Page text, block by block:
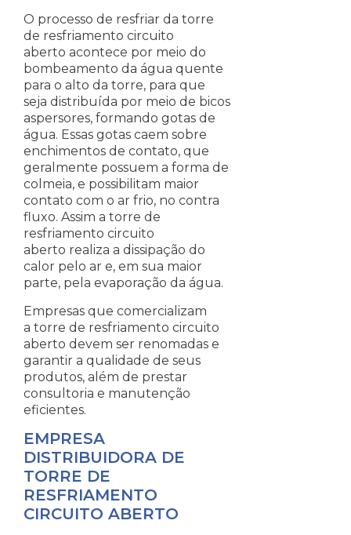
O processo de resfriar da torre
de resfriamento circuito
aberto acontece por meio do
bombeamento da água quente
para o alto da torre, para que
seja distribuída por meio de bicos
aspersores, formando gotas de
água. Essas gotas caem sobre
enchimentos de contato, que
geralmente possuem a forma de
colmeia, e possibilitam maior
contato com o ar frio, no contra
fluxo. Assim a torre de
resfriamento circuito
aberto realiza a dissipação do
calor pelo ar e, em sua maior
parte, pela evaporação da água.
Empresas que comercializam
a torre de resfriamento circuito
aberto devem ser renomadas e
garantir a qualidade de seus
produtos, além de prestar
consultoria e manutenção
eficientes.
EMPRESA
DISTRIBUIDORA DE
TORRE DE
RESFRIAMENTO
CIRCUITO ABERTO